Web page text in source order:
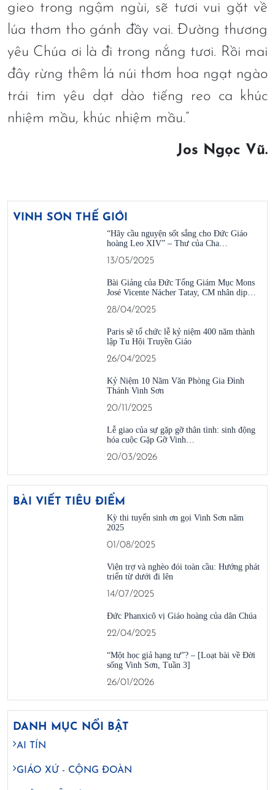
gieo trong ngậm ngùi, sẽ tươi vui gặt về
lúa thơm tho gánh đầy vai. Đường thương
yêu Chúa ơi là đi trong nắng tươi. Rồi mai
đây rừng thêm lá núi thơm hoa ngạt ngào
trái tim yêu dạt dào tiếng reo ca khúc
nhiệm mầu, khúc nhiệm mầu.”
Jos Ngọc Vũ.
VINH SƠN THẾ GIỚI
“Hãy cầu nguyện sốt sắng cho Đức Giáo
hoàng Leo XIV” – Thư của Cha…
13/05/2025
Bài Giảng của Đức Tổng Giám Mục Mons
José Vicente Nácher Tatay, CM nhân dịp…
28/04/2025
Paris sẽ tổ chức lễ kỷ niệm 400 năm thành
lập Tu Hội Truyền Giáo
26/04/2025
Kỷ Niệm 10 Năm Văn Phòng Gia Đình
Thánh Vinh Sơn
20/11/2025
Lễ giao của sự gặp gỡ thân tình: sinh động
hóa cuộc Gặp Gỡ Vinh…
20/03/2026
BÀI VIẾT TIÊU ĐIỂM
Kỳ thi tuyển sinh ơn gọi Vinh Sơn năm
2025
01/08/2025
Viện trợ và nghèo đói toàn cầu: Hướng phát
triển từ dưới đi lên
14/07/2025
Đức Phanxicô vị Giáo hoàng của dân Chúa
22/04/2025
“Một học giả hạng tư”? – [Loạt bài về Đời
sống Vinh Sơn, Tuần 3]
26/01/2026
DANH MỤC NỔI BẬT
AI TÍN
GIÁO XỨ - CỘNG ĐOÀN